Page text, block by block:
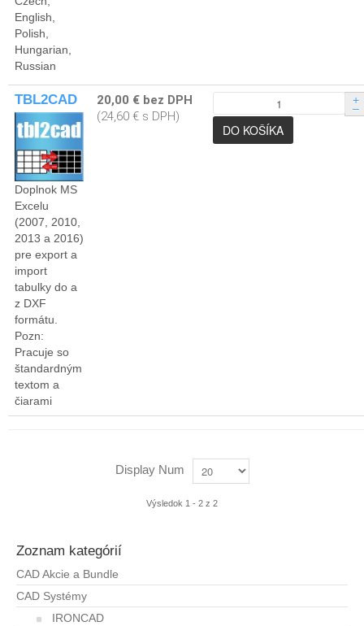
English,
Polish,
Hungarian,
Russian
TBL2CAD
Doplnok MS
Excelu
(2007, 2010,
2013 a 2016)
pre export a
import
tabulky do a
z DXF
formátu.
Pozn:
Pracuje so
štandardným
textom a
čiarami
20,00 € bez DPH
(24,60 € s DPH)
+
–
Display Num
Výsledok 1 - 2 z 2
Zoznam kategórií
CAD Akcie a Bundle
CAD Systémy
IRONCAD